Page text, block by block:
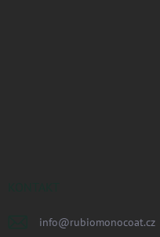
info@rubiomonocoat.cz